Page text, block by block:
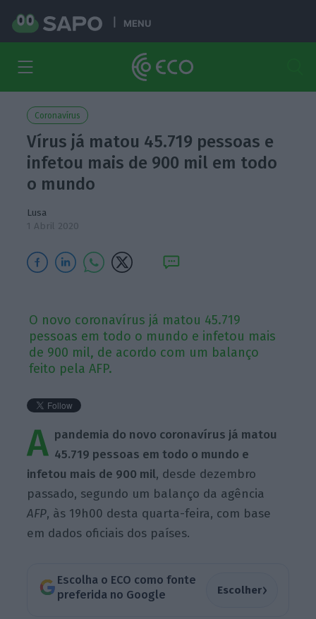
MENU
Coronavírus
Vírus já matou 45.719 pessoas e
infetou mais de 900 mil em todo
o mundo
Lusa
1 Abril 2020
O novo coronavírus já matou 45.719
pessoas em todo o mundo e infetou mais
de 900 mil, de acordo com um balanço
feito pela AFP.
A pandemia do novo coronavírus já matou
45.719 pessoas em todo o mundo e
infetou mais de 900 mil, desde dezembro
passado, segundo um balanço da agência
AFP, às 19h00 desta quarta-feira, com base
em dados oficiais dos países.
Escolha o ECO como fonte
preferida no Google
Escolher›